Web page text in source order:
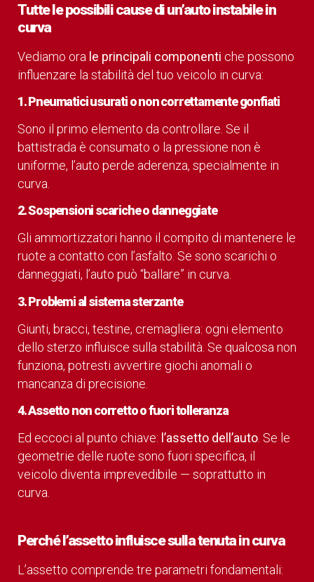
Tutte le possibili cause di un’auto instabile in
curva
Vediamo ora le principali componenti che possono
influenzare la stabilità del tuo veicolo in curva:
1. Pneumatici usurati o non correttamente gonfiati
Sono il primo elemento da controllare. Se il
battistrada è consumato o la pressione non è
uniforme, l’auto perde aderenza, specialmente in
curva.
2. Sospensioni scariche o danneggiate
Gli ammortizzatori hanno il compito di mantenere le
ruote a contatto con l’asfalto. Se sono scarichi o
danneggiati, l’auto può “ballare” in curva.
3. Problemi al sistema sterzante
Giunti, bracci, testine, cremagliera: ogni elemento
dello sterzo influisce sulla stabilità. Se qualcosa non
funziona, potresti avvertire giochi anomali o
mancanza di precisione.
4. Assetto non corretto o fuori tolleranza
Ed eccoci al punto chiave: l’assetto dell’auto. Se le
geometrie delle ruote sono fuori specifica, il
veicolo diventa imprevedibile — soprattutto in
curva.
Perché l’assetto influisce sulla tenuta in curva
L’assetto comprende tre parametri fondamentali: